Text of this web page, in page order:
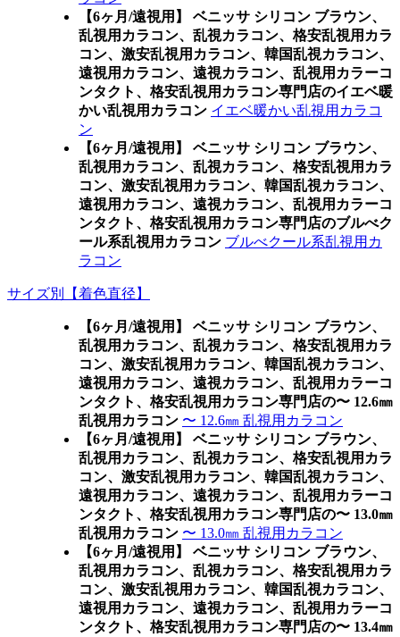
【6ヶ月/遠視用】 ベニッサ シリコン ブラウン、
乱視用カラコン、乱視カラコン、格安乱視用カラ
コン、激安乱視用カラコン、韓国乱視カラコン、
遠視用カラコン、遠視カラコン、乱視用カラーコ
ンタクト、格安乱視用カラコン専門店のイエベ暖
かい乱視用カラコン イエベ暖かい乱視用カラコ
ン
【6ヶ月/遠視用】 ベニッサ シリコン ブラウン、
乱視用カラコン、乱視カラコン、格安乱視用カラ
コン、激安乱視用カラコン、韓国乱視カラコン、
遠視用カラコン、遠視カラコン、乱視用カラーコ
ンタクト、格安乱視用カラコン専門店のブルべク
ール系乱視用カラコン ブルべクール系乱視用カ
ラコン
サイズ別【着色直径】
【6ヶ月/遠視用】 ベニッサ シリコン ブラウン、
乱視用カラコン、乱視カラコン、格安乱視用カラ
コン、激安乱視用カラコン、韓国乱視カラコン、
遠視用カラコン、遠視カラコン、乱視用カラーコ
ンタクト、格安乱視用カラコン専門店の〜 12.6㎜
乱視用カラコン 〜 12.6㎜ 乱視用カラコン
【6ヶ月/遠視用】 ベニッサ シリコン ブラウン、
乱視用カラコン、乱視カラコン、格安乱視用カラ
コン、激安乱視用カラコン、韓国乱視カラコン、
遠視用カラコン、遠視カラコン、乱視用カラーコ
ンタクト、格安乱視用カラコン専門店の〜 13.0㎜
乱視用カラコン 〜 13.0㎜ 乱視用カラコン
【6ヶ月/遠視用】 ベニッサ シリコン ブラウン、
乱視用カラコン、乱視カラコン、格安乱視用カラ
コン、激安乱視用カラコン、韓国乱視カラコン、
遠視用カラコン、遠視カラコン、乱視用カラーコ
ンタクト、格安乱視用カラコン専門店の〜 13.4㎜